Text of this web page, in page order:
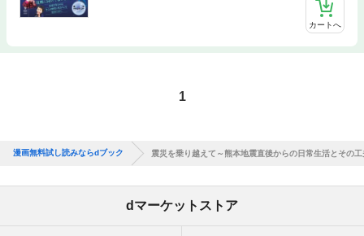
カートへ
1
漫画無料試し読みならdブック 震災を乗り越えて～熊本地震直後からの日常生活とその工
dマーケットストア